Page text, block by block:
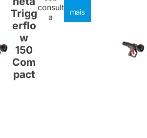
Trigg
erflo
w
150
Com
pact
consult
a
mais